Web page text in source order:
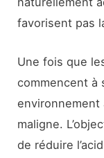
favorisent pas
Une fois que
commencent à
environnement
maligne.
de réduire